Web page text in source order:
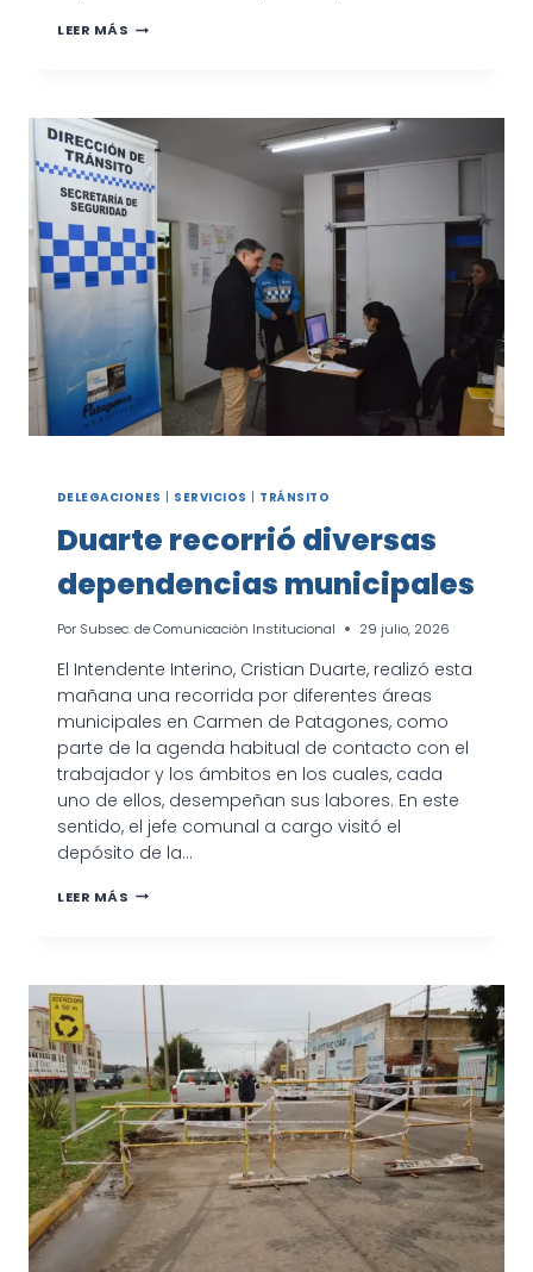
LEER MÁS VACACIONES
SE
TRASLADA
AL
POLIDEPORTIVO
DELEGACIONES | SERVICIOS | TRÁNSITO
Duarte recorrió diversas
dependencias municipales
Por Subsec. de Comunicación Institucional 29 julio, 2026
El Intendente Interino, Cristian Duarte, realizó esta
mañana una recorrida por diferentes áreas
municipales en Carmen de Patagones, como
parte de la agenda habitual de contacto con el
trabajador y los ámbitos en los cuales, cada
uno de ellos, desempeñan sus labores. En este
sentido, el jefe comunal a cargo visitó el
depósito de la…
LEER MÁS DUARTE